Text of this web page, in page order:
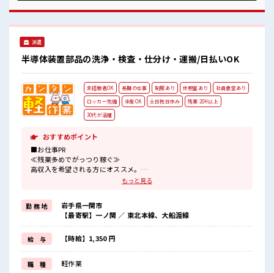
があれば昼寝もしちゃおう！ 程よく残業あり！
派遣
半導体装置部品の洗浄・検査・仕分け・運搬/日払いOK
未経験者OK 長期の仕事 制服あり 休憩室あり
社員食堂あり
ロッカー完備
染髪OK 土日祝日休み
残業 20H以上
30代が活躍
おすすめポイント
■お仕事PR
≪残業多めでがっつり稼ぐ≫
高収入を希望される方にオススメ。
残業は月20時間以上あります♪
週末は家族や友人と一緒にプライベート満喫！
≪ヘアカラーOKで自由な雰囲気の職場≫
明るすぎたり奇抜でなければ基本的に自由！
(規定有)制服があると毎日の服選びに悩まずOK♪
≪未経験の方も大カンゲイ≫
新しいことにチャレンジするのは不安だけど、
しっかり働く環境が整っています！
イチからスキルUP・ステップUP目指していきましょう！
もっと見る
勤 務 地
岩手県一関市
【最寄駅】一ノ関 ／ 東北本線、大船渡線
給 与 【時給】1,350 円
職 種 軽作業